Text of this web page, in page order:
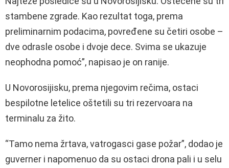
stambene zgrade. Kao rezultat toga, prema
preliminarnim podacima, povređene su četiri osobe –
dve odrasle osobe i dvoje dece. Svima se ukazuje
neophodna pomoć”, napisao je on ranije.
U Novorosijisku, prema njegovim rečima, ostaci
bespilotne letelice oštetili su tri rezervoara na
terminalu za žito.
“Tamo nema žrtava, vatrogasci gase požar”, dodao je
guverner i napomenuo da su ostaci drona pali i u selu